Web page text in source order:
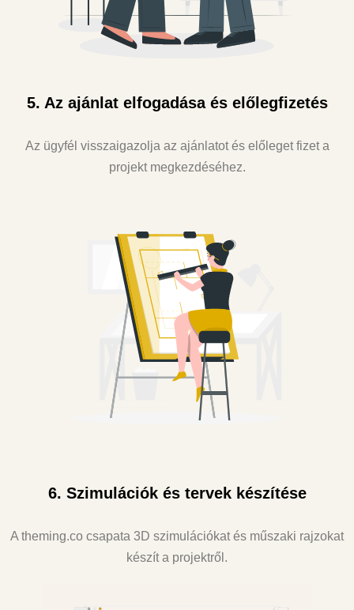
5. Az ajánlat elfogadása és előlegfizetés
Az ügyfél visszaigazolja az ajánlatot és előleget fizet a
projekt megkezdéséhez.
6. Szimulációk és tervek készítése
A theming.co csapata 3D szimulációkat és műszaki rajzokat
készít a projektről.